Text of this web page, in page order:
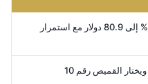
ارتفاع أسعار خام برنت بنسبة 1.8% إلى 80.9 دولار مع استمرار
القميص رقم 10